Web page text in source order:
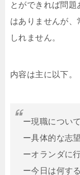
とができれば問
はありませんが、
しれません。
内容は主に以下。
ー現職につい
ー具体的な志
ーオランダに
ー今日は何す